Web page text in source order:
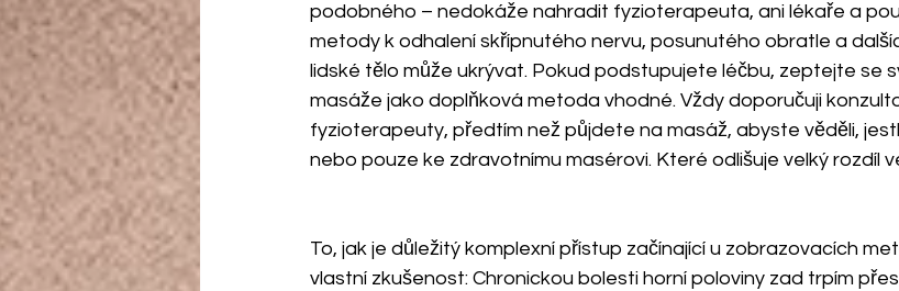
podobného – nedokáže nahradit fyzioterapeuta, ani lékaře a
metody k odhalení skřípnutého nervu, posunutého obratle a
lidské tělo může ukrývat. Pokud podstupujete léčbu, zeptejte se
masáže jako doplňková metoda vhodné. Vždy doporučuji
fyzioterapeuty, předtím než půjdete na masáž, abyste věděli,
nebo pouze ke zdravotnímu masérovi. Které odlišuje velký rozdíl
To, jak je důležitý komplexní přístup začínající u zobrazovacích
vlastní zkušenost: Chronickou bolesti horní poloviny zad trpím